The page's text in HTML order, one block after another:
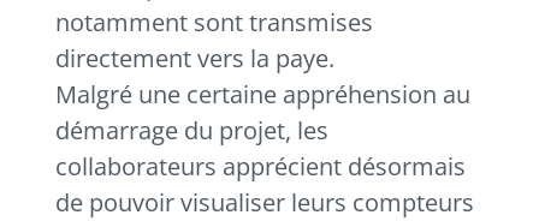
notamment sont transmises
directement vers la paye.
Malgré une certaine appréhension au
démarrage du projet, les
collaborateurs apprécient désormais
de pouvoir visualiser leurs compteurs